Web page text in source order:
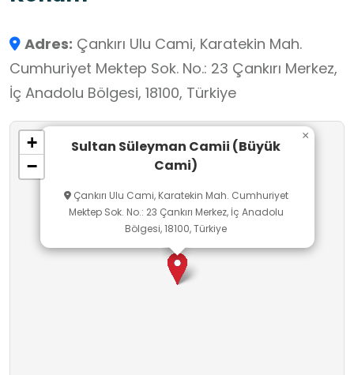
Adres: Çankırı Ulu Cami, Karatekin Mah.
Cumhuriyet Mektep Sok. No.: 23 Çankırı Merkez,
İç Anadolu Bölgesi, 18100, Türkiye
Sultan Süleyman Camii (Büyük
Cami)
Çankırı Ulu Cami, Karatekin Mah. Cumhuriyet
Mektep Sok. No.: 23 Çankırı Merkez, İç Anadolu
Bölgesi, 18100, Türkiye
×
+
−